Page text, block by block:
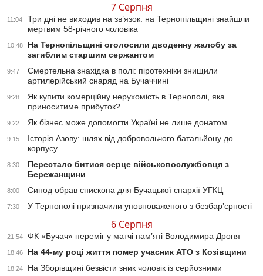
7 Серпня
11:04
Три дні не виходив на зв’язок: на Тернопільщині знайшли
мертвим 58-річного чоловіка
10:48
На Тернопільщині оголосили дводенну жалобу за
загиблим старшим сержантом
9:47
Смертельна знахідка в полі: піротехніки знищили
артилерійський снаряд на Бучаччині
9:28
Як купити комерційну нерухомість в Тернополі, яка
приноситиме прибуток?
9:22 Як бізнес може допомогти Україні не лише донатом
9:15
Історія Азову: шлях від добровольчого батальйону до
корпусу
8:30
Перестало битися серце військовослужбовця з
Бережанщини
8:00 Синод обрав єпископа для Бучацької єпархії УГКЦ
7:30 У Тернополі призначили уповноваженого з безбар’єрності
6 Серпня
21:54 ФК «Бучач» переміг у матчі пам’яті Володимира Дроня
18:46 На 44-му році життя помер учасник АТО з Козівщини
18:24
На Зборівщині безвісти зник чоловік із серйозними